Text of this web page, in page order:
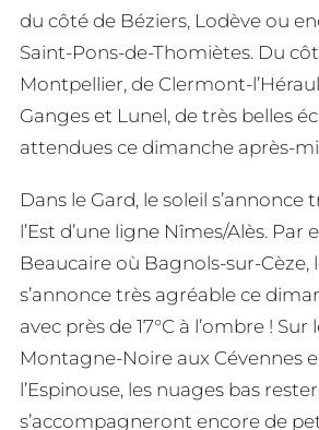
du côté de Béziers, Lodève ou
Saint-Pons-de-Thomiètes. Du
Montpellier, de Clermont-
Ganges et Lunel, de très belles
attendues ce dimanche après-
Dans le Gard, le soleil s’annonce
l’Est d’une ligne Nîmes/Alès. Par
Beaucaire où Bagnols-sur-Cèze,
s’annonce très agréable ce
avec près de 17°C à l’ombre ! Sur
Montagne-Noire aux Cévennes
l’Espinouse, les nuages bas
s’accompagneront encore de